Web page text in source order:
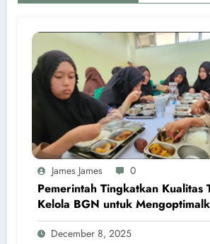
James James 0
Pemerintah Tingkatkan Kualitas
Kelola BGN untuk
Program MBG
December 8, 2025